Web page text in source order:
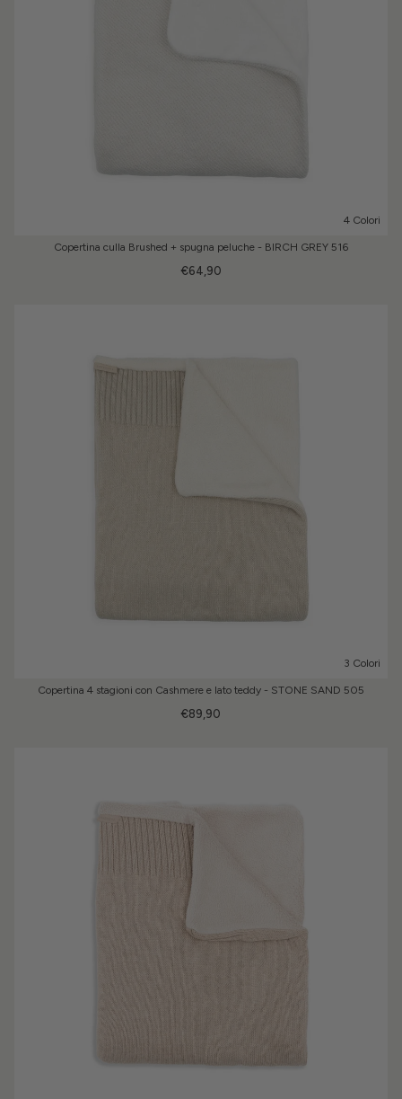
4 Colori
Copertina culla Brushed + spugna peluche - BIRCH GREY 516
€64,90
3 Colori
Copertina 4 stagioni con Cashmere e lato teddy - STONE SAND 505
€89,90